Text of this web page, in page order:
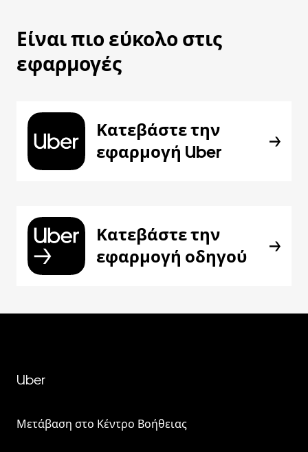
Είναι πιο εύκολο στις
εφαρμογές
Κατεβάστε την
εφαρμογή Uber
Κατεβάστε την
εφαρμογή οδηγού
Uber
Μετάβαση στο Κέντρο Βοήθειας